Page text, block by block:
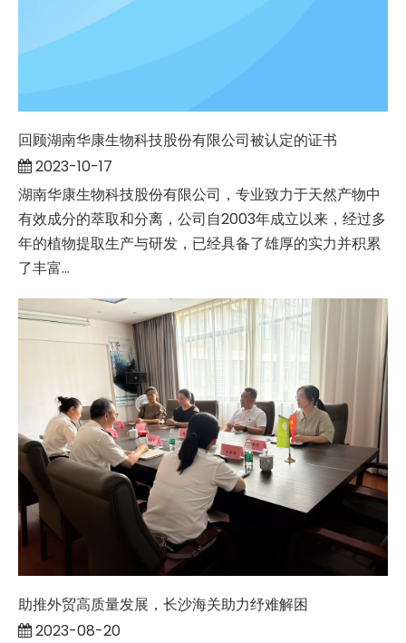
回顾湖南华康生物科技股份有限公司被认定的证书
2023-10-17
湖南华康生物科技股份有限公司，专业致力于天然产物中
有效成分的萃取和分离，公司自2003年成立以来，经过多
年的植物提取生产与研发，已经具备了雄厚的实力并积累
了丰富...
助推外贸高质量发展，长沙海关助力纾难解困
2023-08-20